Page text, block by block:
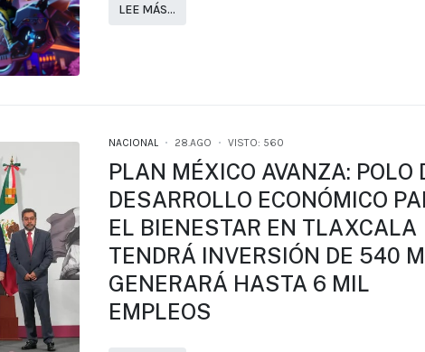
LEE MÁS…
NACIONAL 28.AGO VISTO: 560
PLAN MÉXICO AVANZA: POLO
DESARROLLO ECONÓMICO
EL BIENESTAR EN TLAXCALA
TENDRÁ INVERSIÓN DE 540
GENERARÁ HASTA 6 MIL
EMPLEOS